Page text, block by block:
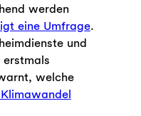
werden
eine Umfrage.
und
erstmals
welche